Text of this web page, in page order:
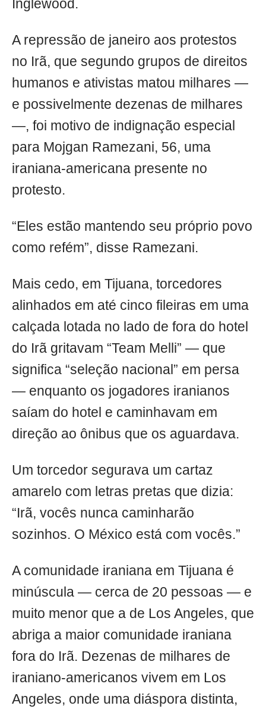
Inglewood.
A repressão de janeiro aos protestos
no Irã, que segundo grupos de direitos
humanos e ativistas matou milhares —
e possivelmente dezenas de milhares
—, foi motivo de indignação especial
para Mojgan Ramezani, 56, uma
iraniana-americana presente no
protesto.
“Eles estão mantendo seu próprio povo
como refém”, disse Ramezani.
Mais cedo, em Tijuana, torcedores
alinhados em até cinco fileiras em uma
calçada lotada no lado de fora do hotel
do Irã gritavam “Team Melli” — que
significa “seleção nacional” em persa
— enquanto os jogadores iranianos
saíam do hotel e caminhavam em
direção ao ônibus que os aguardava.
Um torcedor segurava um cartaz
amarelo com letras pretas que dizia:
“Irã, vocês nunca caminharão
sozinhos. O México está com vocês.”
A comunidade iraniana em Tijuana é
minúscula — cerca de 20 pessoas — e
muito menor que a de Los Angeles, que
abriga a maior comunidade iraniana
fora do Irã. Dezenas de milhares de
iraniano-americanos vivem em Los
Angeles, onde uma diáspora distinta,